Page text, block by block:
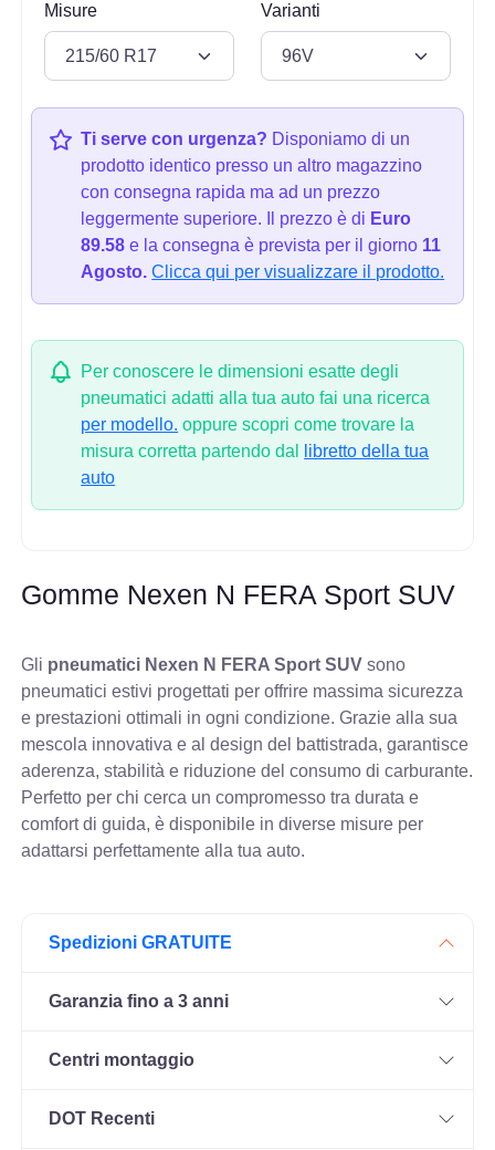
Misure Varianti
Ti serve con urgenza? Disponiamo di un
prodotto identico presso un altro magazzino
con consegna rapida ma ad un prezzo
leggermente superiore. Il prezzo è di Euro
89.58 e la consegna è prevista per il giorno 11
Agosto. Clicca qui per visualizzare il prodotto.
Per conoscere le dimensioni esatte degli
pneumatici adatti alla tua auto fai una ricerca
per modello. oppure scopri come trovare la
misura corretta partendo dal
libretto della tua
auto
Gomme Nexen N FERA Sport SUV
Gli pneumatici Nexen N FERA Sport SUV sono
pneumatici estivi progettati per offrire massima sicurezza
e prestazioni ottimali in ogni condizione. Grazie alla sua
mescola innovativa e al design del battistrada, garantisce
aderenza, stabilità e riduzione del consumo di carburante.
Perfetto per chi cerca un compromesso tra durata e
comfort di guida, è disponibile in diverse misure per
adattarsi perfettamente alla tua auto.
Spedizioni GRATUITE
Garanzia fino a 3 anni
Centri montaggio
DOT Recenti